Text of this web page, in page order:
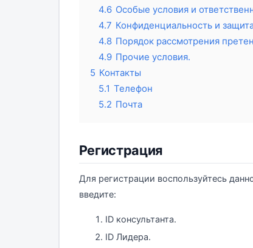
4.6 Особые условия и
4.7 Конфиденциальность и
4.8 Порядок рассмотрения
4.9 Прочие условия.
5 Контакты
5.1 Телефон
5.2 Почта
Регистрация
Для регистрации воспользуйтесь
введите:
ID консультанта.
ID Лидера.